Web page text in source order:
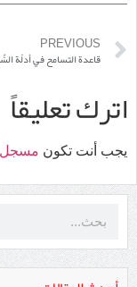
PREVIOUS
اترك تعليقاً
يجب أنت تكون مسجل